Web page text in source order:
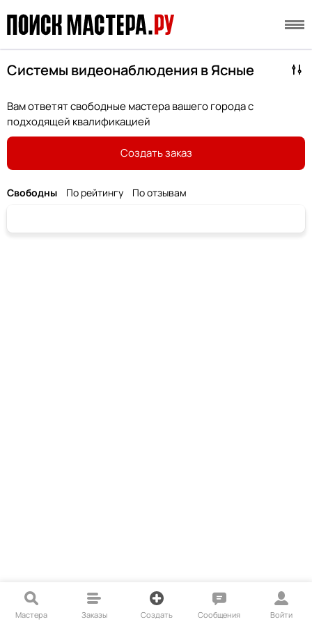
Системы видеонаблюдения в Ясные
Вам ответят свободные мастера вашего города с
подходящей квалификацией
Создать заказ
Свободны По рейтингу По отзывам
Мастера Заказы Создать Сообщения Войти